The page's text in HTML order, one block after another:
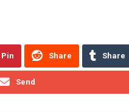
Pin Share Share
Send